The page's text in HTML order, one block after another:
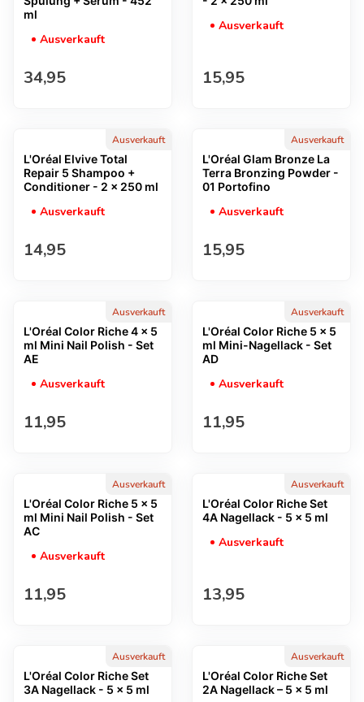
ml
Ausverkauft
Regulärer Preis
34,95
Ausverkauft
Regulärer Preis
15,95
Ausverkauft
L'Oréal Elvive Total
Repair 5 Shampoo +
Conditioner - 2 x 250 ml
Ausverkauft
Regulärer Preis
14,95
Ausverkauft
L'Oréal Glam Bronze La
Terra Bronzing Powder -
01 Portofino
Ausverkauft
Regulärer Preis
15,95
Ausverkauft
L'Oréal Color Riche 4 x 5
ml Mini Nail Polish - Set
AE
Ausverkauft
Regulärer Preis
11,95
Ausverkauft
L'Oréal Color Riche 5 x 5
ml Mini-Nagellack - Set
AD
Ausverkauft
Regulärer Preis
11,95
Ausverkauft
L'Oréal Color Riche 5 x 5
ml Mini Nail Polish - Set
AC
Ausverkauft
Regulärer Preis
11,95
Ausverkauft
L'Oréal Color Riche Set
4A Nagellack - 5 x 5 ml
Ausverkauft
Regulärer Preis
13,95
Ausverkauft
L'Oréal Color Riche Set
3A Nagellack - 5 x 5 ml
Ausverkauft
L'Oréal Color Riche Set
2A Nagellack – 5 x 5 ml